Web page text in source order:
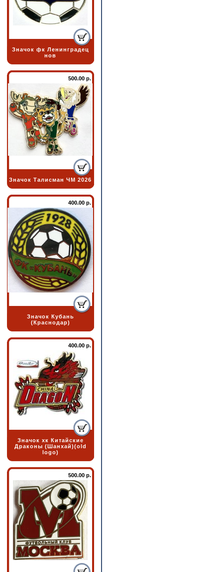
Значок фк Ленинградец
нов
500.00 р.
Значок Талисман ЧМ 2026
400.00 р.
Значок Кубань
(Краснодар)
400.00 р.
Значок хк Китайские
Драконы (Шанхай)(old
logo)
500.00 р.